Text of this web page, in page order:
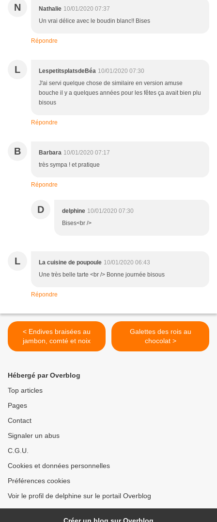
N Nathalie 10/01/2020 07:37
Un vrai délice avec le boudin blanc!! Bises
Répondre
L LespetitsplatsdeBéa 10/01/2020 07:30
J'ai servi quelque chose de similaire en version amuse
bouche il y a quelques années pour les fêtes ça avait bien plu
bisous
Répondre
B Barbara 10/01/2020 07:17
très sympa ! et pratique
Répondre
D delphine 10/01/2020 07:30
Bises<br />
L La cuisine de poupoule 10/01/2020 06:43
Une très belle tarte <br /> Bonne journée bisous
Répondre
< Endives braisées au
jambon, comté et noix
Galettes des rois au
chocolat >
Hébergé par Overblog
Top articles
Pages
Contact
Signaler un abus
C.G.U.
Cookies et données personnelles
Préférences cookies
Voir le profil de delphine sur le portail Overblog